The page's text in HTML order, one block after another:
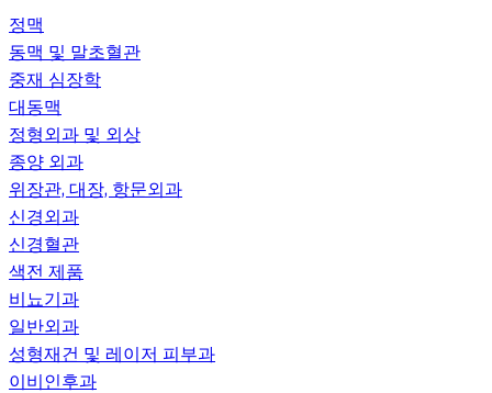
정맥
동맥 및 말초혈관
중재 심장학
대동맥
정형외과 및 외상
종양 외과
위장관, 대장, 항문외과
신경외과
신경혈관
색전 제품
비뇨기과
일반외과
성형재건 및 레이저 피부과
이비인후과